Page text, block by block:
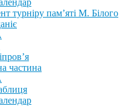
турніру пам’яті М. Білого
частина